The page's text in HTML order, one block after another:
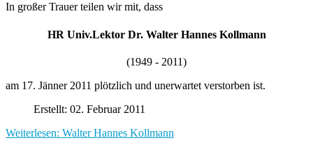
In großer Trauer teilen wir mit, dass
HR Univ.Lektor Dr. Walter Hannes Kollmann
(1949 - 2011)
am 17. Jänner 2011 plötzlich und unerwartet verstorben ist.
Erstellt: 02. Februar 2011
Weiterlesen: Walter Hannes Kollmann